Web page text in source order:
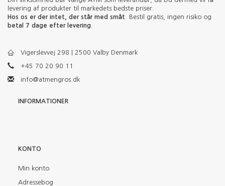
levering af produkter til markedets bedste priser.
Hos os er der intet, der står med småt . Bestil gratis, ingen risiko og
betal 7 dage efter levering
Vigerslevvej 298 | 2500 Valby Denmark
+45 70 20 90 11
info@atmengros.dk
INFORMATIONER
KONTO
Min konto
Adressebog